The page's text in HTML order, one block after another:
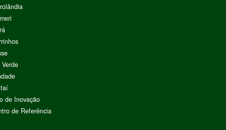
de Inovação
de Referência